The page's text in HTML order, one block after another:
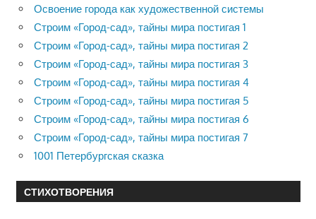
Освоение города как художественной системы
Строим «Город-сад», тайны мира постигая 1
Строим «Город-сад», тайны мира постигая 2
Строим «Город-сад», тайны мира постигая 3
Строим «Город-сад», тайны мира постигая 4
Строим «Город-сад», тайны мира постигая 5
Строим «Город-сад», тайны мира постигая 6
Строим «Город-сад», тайны мира постигая 7
1001 Петербургская сказка
СТИХОТВОРЕНИЯ